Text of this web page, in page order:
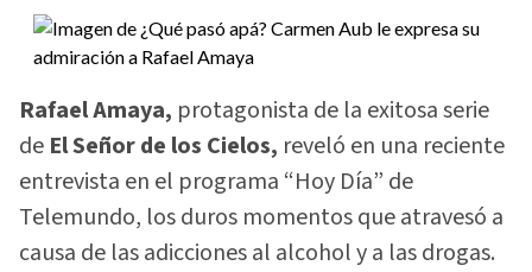
Rafael Amaya, protagonista de la exitosa serie
de El Señor de los Cielos, reveló en una reciente
entrevista en el programa “Hoy Día” de
Telemundo, los duros momentos que atravesó a
causa de las adicciones al alcohol y a las drogas.